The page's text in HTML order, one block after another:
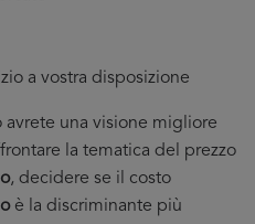
a vostra disposizione
una visione migliore
la tematica del prezzo
, decidere se il costo
è la discriminante più